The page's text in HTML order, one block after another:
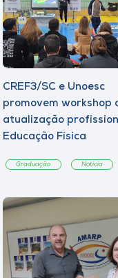
CREF3/SC e Unoesc
promovem workshop
atualização
Educação Física
Graduação Notícia